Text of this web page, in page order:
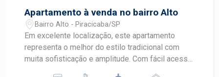
Apartamento à venda no bairro Alto
Bairro Alto - Piracicaba/SP
Em excelente localização, este apartamento
representa o melhor do estilo tradicional com
muita sofisticação e amplitude. Com fácil acesso